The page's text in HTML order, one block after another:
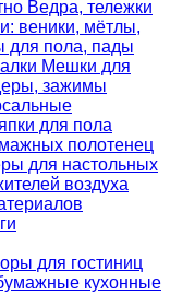
Ведра, тележки
веники, мётлы,
для пола, пады
Мешки для
зажимы
для пола
полотенец
для настольных
воздуха
для гостиниц
кухонные